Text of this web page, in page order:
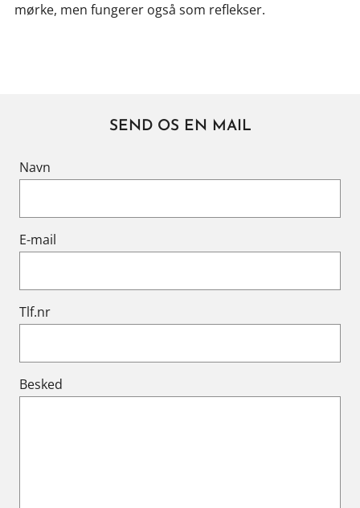
mørke, men fungerer også som reflekser.
SEND OS EN MAIL
Navn
E-mail
Tlf.nr
Besked